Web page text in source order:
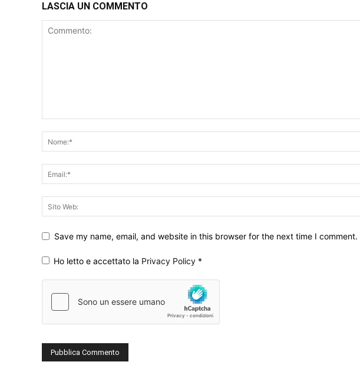
LASCIA UN COMMENTO
Save my name, email, and website in this browser for the next time I comment.
Ho letto e accettato la Privacy Policy *